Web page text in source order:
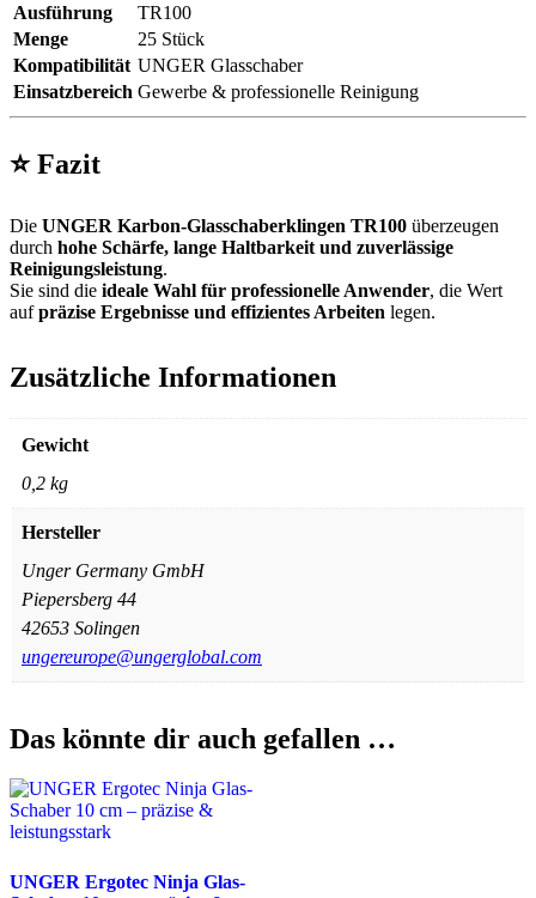
Ausführung
TR100
Menge
25 Stück
Kompatibilität UNGER Glasschaber
Einsatzbereich Gewerbe & professionelle Reinigung
⭐Fazit
Die UNGER Karbon-Glasschaberklingen TR100 überzeugen
durch hohe Schärfe, lange Haltbarkeit und zuverlässige
Reinigungsleistung.
Sie sind die ideale Wahl für professionelle Anwender, die Wert
aufpräzise Ergebnisse und effizientes Arbeiten legen.
Zusätzliche Informationen
Gewicht
0,2 kg
Hersteller
Unger Germany GmbH
Piepersberg 44
42653 Solingen
ungereurope@ungerglobal.com
Das könnte dir auch gefallen …
UNGER Ergotec Ninja Glas-